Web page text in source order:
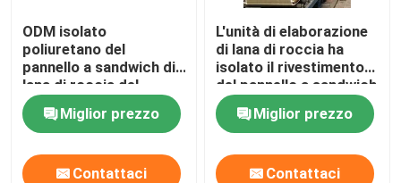
ingegneria di
ingegneria di
ingegneria di
ingegneria di
ingegneria di
ingegneria di
ingegneria di
ingegneria di
ingegneria di in
ODM isolato
poliuretano del
pannello a sandwich di
lana di roccia del
gruppo di lavoro del
magazzinoMiglior prezzo
Contattaci
L'unità di elaborazione
di lana di roccia ha
isolato il rivestimento
del pannello a sandwich
del pannello per il tetto
e la pareteMiglior prezzo
Contattaci